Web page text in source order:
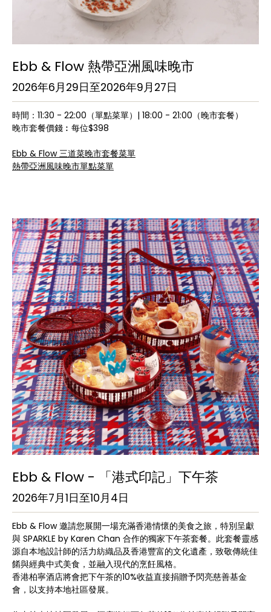
Ebb & Flow 熱帶亞洲風味晚市
2026年6月29日至2026年9月27日
時間：11:30 - 22:00（單點菜單）| 18:00 - 21:00（晚市套餐）
晚市套餐價錢︰每位$398
Ebb & Flow 三道菜晚市套餐菜單
熱帶亞洲風味晚市單點菜單
Ebb & Flow - 「港式印記」下午茶
2026年7月1日至10月4日
Ebb & Flow 邀請您展開一場充滿香港情懷的美食之旅，特別呈獻
與 SPARKLE by Karen Chan 合作的獨家下午茶套餐。此套餐靈感
源自本地設計師的活力紡織品及香港豐富的文化遺產，致敬傳統佳
餚與經典中式美食，並融入現代的烹飪風格。
香港柏寧酒店將會把下午茶的10%收益直接捐贈予閃亮慈善基金
會，以支持本地社區發展。